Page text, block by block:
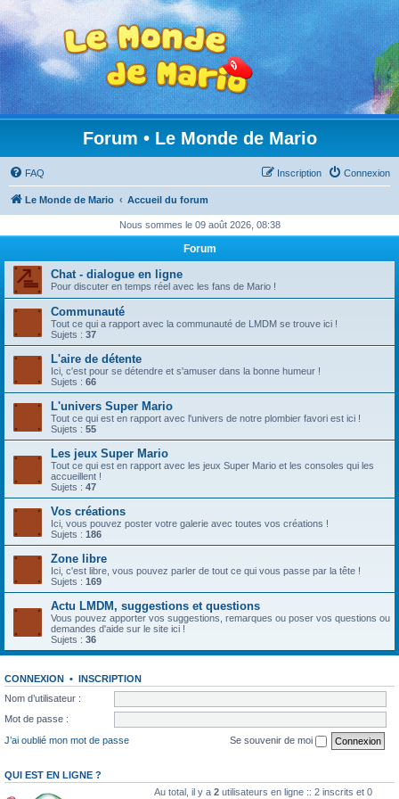
Forum • Le Monde de Mario
FAQ Connexion
Inscription
Le Monde de Mario Accueil du forum
Nous sommes le 09 août 2026, 08:38
Forum
Chat - dialogue en ligne
Pour discuter en temps réel avec les fans de Mario !
Communauté
Tout ce qui a rapport avec la communauté de LMDM se trouve ici !
Sujets : 37
L'aire de détente
Ici, c'est pour se détendre et s'amuser dans la bonne humeur !
Sujets : 66
L'univers Super Mario
Tout ce qui est en rapport avec l'univers de notre plombier favori est ici !
Sujets : 55
Les jeux Super Mario
Tout ce qui est en rapport avec les jeux Super Mario et les consoles qui les
accueillent !
Sujets : 47
Vos créations
Ici, vous pouvez poster votre galerie avec toutes vos créations !
Sujets : 186
Zone libre
Ici, c'est libre, vous pouvez parler de tout ce qui vous passe par la tête !
Sujets : 169
Actu LMDM, suggestions et questions
Vous pouvez apporter vos suggestions, remarques ou poser vos questions ou
demandes d'aide sur le site ici !
Sujets : 36
CONNEXION • INSCRIPTION
Nom d’utilisateur :
Mot de passe :
J’ai oublié mon mot de passe
Se souvenir de moi
QUI EST EN LIGNE ?
Au total, il y a 2 utilisateurs en ligne :: 2 inscrits et 0